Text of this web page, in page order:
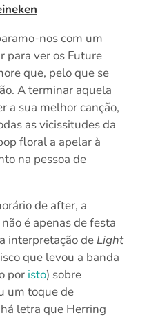
nos com um
para ver os Future
que, pelo que se
A terminar aquela
a sua melhor canção,
as vicissitudes da
floral a apelar à
na pessoa de
de after, a
é apenas de festa
interpretação de Light
que levou a banda
por isto) sobre
um toque de
letra que Herring